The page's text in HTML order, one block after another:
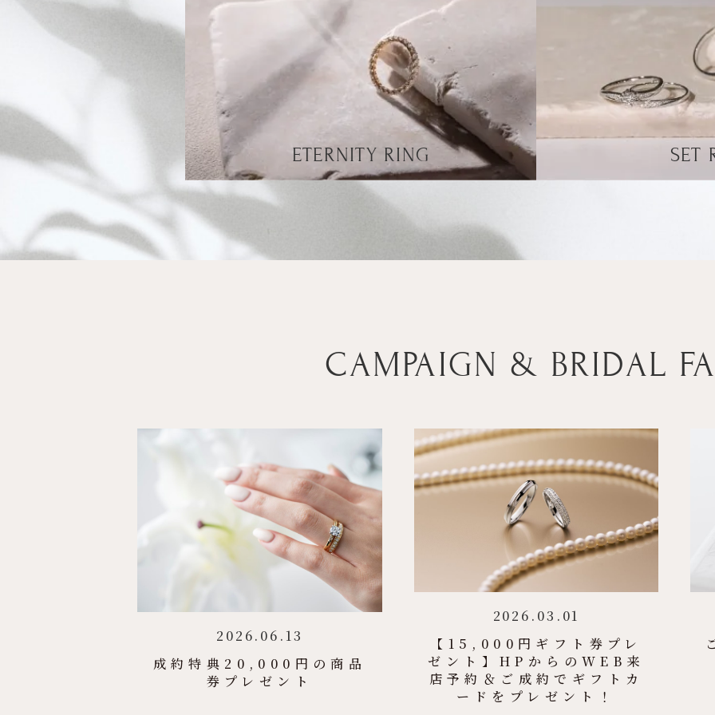
ETERNITY RING SET
CAMPAIGN & BRIDAL
2026.06.13
成約特典20,000円の商品
券プレゼント
2026.03.01
【15,000円ギフト券プレ
ゼント】HPからのWEB来
店予約＆ご成約でギフトカ
ードをプレゼント！